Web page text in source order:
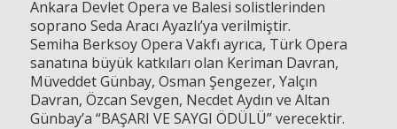
Ankara Devlet Opera ve Balesi solistlerinden
soprano Seda Aracı Ayazlı’ya verilmiştir.
Semiha Berksoy Opera Vakfı ayrıca, Türk Opera
sanatına büyük katkıları olan Keriman Davran,
Müveddet Günbay, Osman Şengezer, Yalçın
Davran, Özcan Sevgen, Necdet Aydın ve Altan
Günbay’a “BAŞARI VE SAYGI ÖDÜLÜ” verecektir.